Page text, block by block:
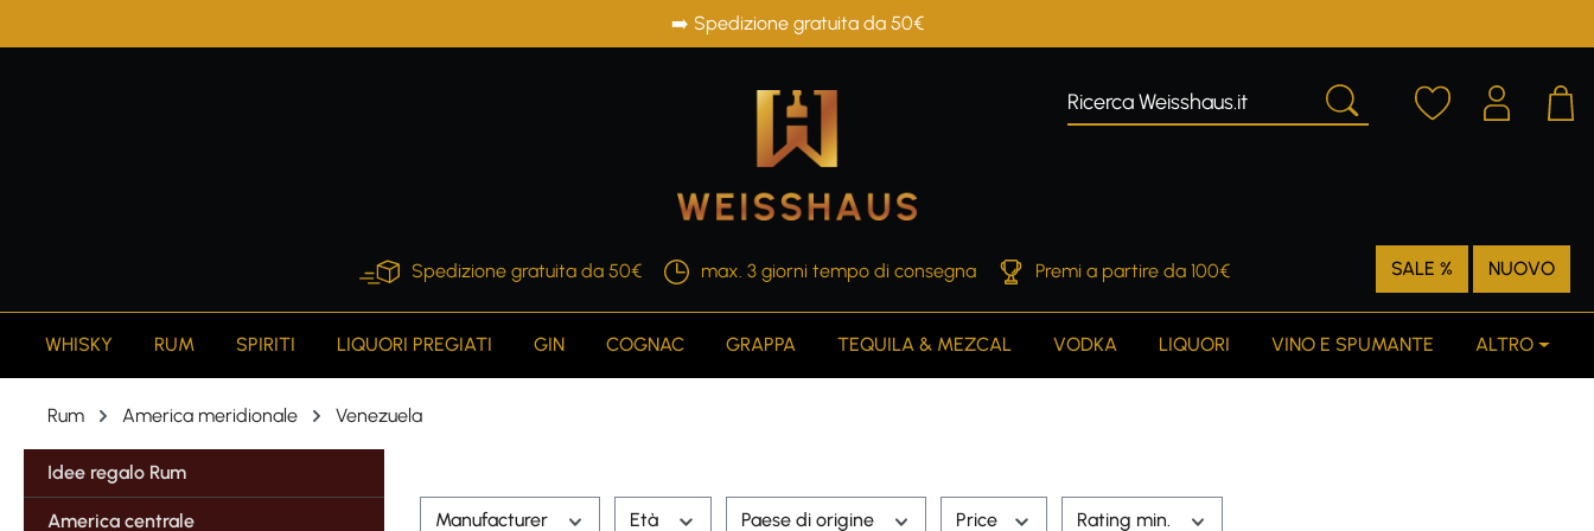
➡️ Spedizione gratuita da 50€
Spedizione gratuita da 50€ max. 3 giorni tempo di consegna Premi a partire da 100€ SALE % NUOVO
WHISKY RUM SPIRITI LIQUORI PREGIATI GIN COGNAC GRAPPA TEQUILA & MEZCAL VODKA LIQUORI VINO E SPUMANTE ALTRO
Rum America meridionale Venezuela
Idee regalo Rum
America centrale Manufacturer Età Paese di origine Price Rating min.